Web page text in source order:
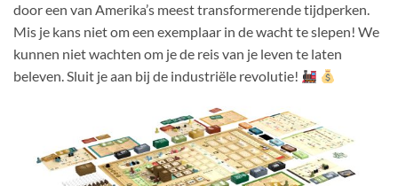
door een van Amerika’s meest transformerende tijdperken.
Mis je kans niet om een exemplaar in de wacht te slepen! We
kunnen niet wachten om je de reis van je leven te laten
beleven. Sluit je aan bij de industriële revolutie!